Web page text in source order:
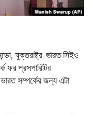
যুক্তরাষ্ট্র-ভারত সিইও
ফর প্রসপারিটির
সম্পর্কের জন্য এটা